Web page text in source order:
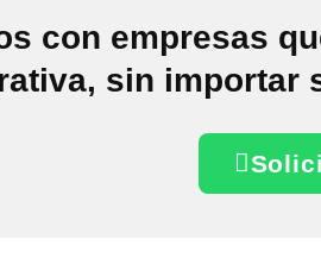
con empresas
sin importar